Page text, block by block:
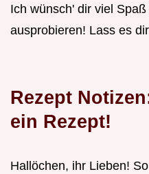
Ich wünsch' dir viel
ausprobieren! Lass es
Rezept
ein Rezept!
Hallöchen, ihr Lieben!